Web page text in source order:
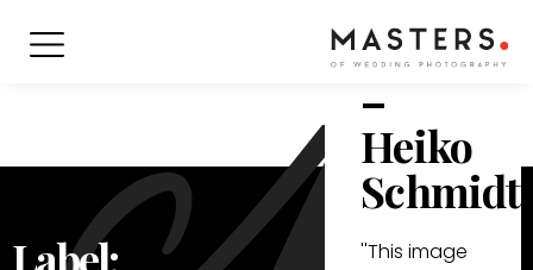
Label:
Utama”
–
Heiko
Schmidt
''This image